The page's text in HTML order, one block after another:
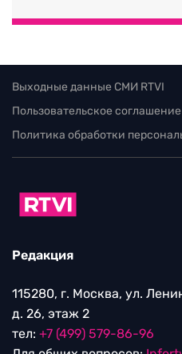
Выходные данные СМИ RTVI
Пользовательское соглашение
Политика обработки
Редакция
115280, г. Москва, ул.
д. 26, этаж 2
тел: +7 (499) 579-86-96